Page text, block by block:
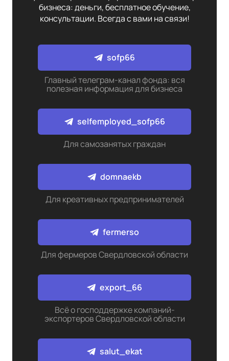
бизнеса: деньги, бесплатное обучение,
консультации. Всегда с вами на связи!
sofp66
Главный телеграм-канал фонда: вся
полезная информация для бизнеса
selfemployed_sofp66
Для самозанятых граждан
domnaekb
Для креативных предпринимателей
fermerso
Для фермеров Свердловской области
export_66
Всё о господдержке компаний-
экспортеров Свердловской области
salut_ekat